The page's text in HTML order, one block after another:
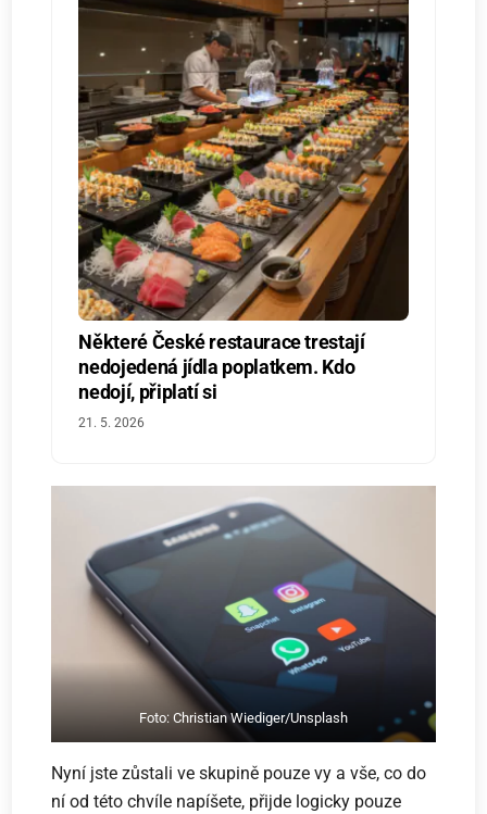
Některé České restaurace trestají
nedojedená jídla poplatkem. Kdo
nedojí, připlatí si
21. 5. 2026
Foto: Christian Wiediger/Unsplash
Nyní jste zůstali ve skupině pouze vy a vše, co do
ní od této chvíle napíšete, přijde logicky pouze